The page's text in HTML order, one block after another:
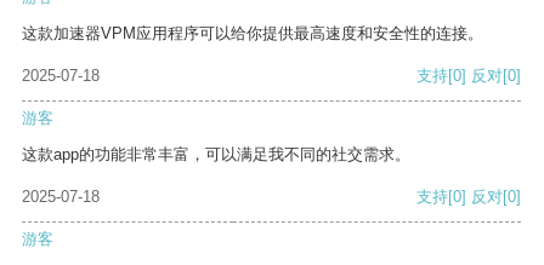
这款加速器VPM应用程序可以给你提供最高速度和安全性的连接。
2025-07-18 支持[0] 反对[0]
游客
这款app的功能非常丰富，可以满足我不同的社交需求。
2025-07-18 支持[0] 反对[0]
游客